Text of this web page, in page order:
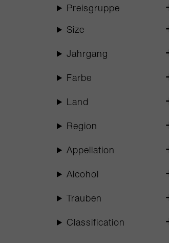
Preisgruppe
Size
Jahrgang
Farbe
Land
Region
Appellation
Alcohol
Trauben
Classification